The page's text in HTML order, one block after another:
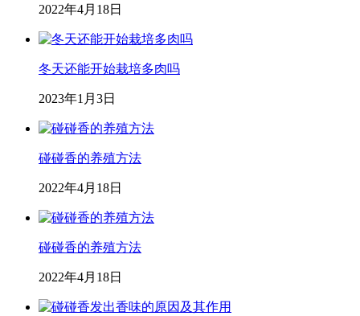
2022年4月18日
冬天还能开始栽培多肉吗
2023年1月3日
碰碰香的养殖方法
2022年4月18日
碰碰香的养殖方法
2022年4月18日